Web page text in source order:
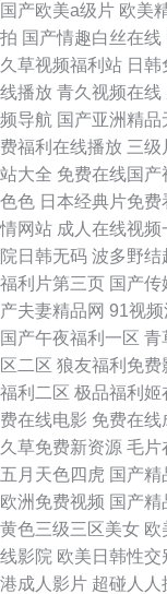
五月婷婷妞妞 91素人
韩国美女一区二区三
院 欧美精品色偷 成人
国产免费 日韩性爱免
香蕉网 精东传媒A级
品质自拍视频网站 狠
色网 影音先锋色情资
AV 91首页福利 日韩
角社区真实偷伦AV
国产欧美a级片 欧美
拍 国产情趣白丝在线
久草视频福利站 日
线播放 青久视频在线
频导航 国产亚洲精品
费福利在线播放 三级
站大全 免费在线国产
色色 日本经典片免费
情网站 成人在线视频
院日韩无码 波多野结
福利片第三页 国产传
产夫妻精品网 91视
国产午夜福利一区 青
区二区 狼友福利免费
福利二区 极品福利姬
费在线电影 免费在线
久草免费新资源 毛片
五月天色四虎 国产精
欧洲免费视频 国产精
黄色三级三区美女 欧
线影院 欧美日韩性交
港成人影片 超碰人人